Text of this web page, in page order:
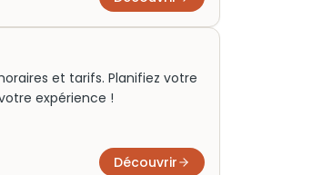
et tarifs. Planifiez votre
expérience !
Découvrir